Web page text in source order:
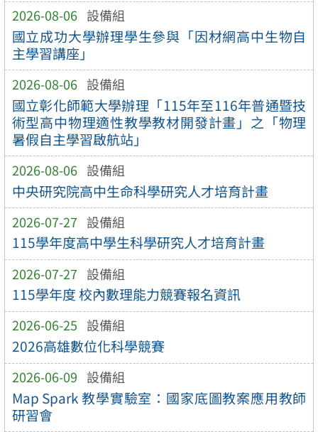
2026-08-06 設備組
國立成功大學辦理學生參與「因材網高中生物自
主學習講座」
2026-08-06 設備組
國立彰化師範大學辦理「115年至116年普通暨技
術型高中物理適性教學教材開發計畫」之「物理
暑假自主學習啟航站」
2026-08-06 設備組
中央研究院高中生命科學研究人才培育計畫
2026-07-27 設備組
115學年度高中學生科學研究人才培育計畫
2026-07-27 設備組
115學年度 校內數理能力競賽報名資訊
2026-06-25 設備組
2026高雄數位化科學競賽
2026-06-09 設備組
Map Spark 教學實驗室：國家底圖教案應用教師
研習會